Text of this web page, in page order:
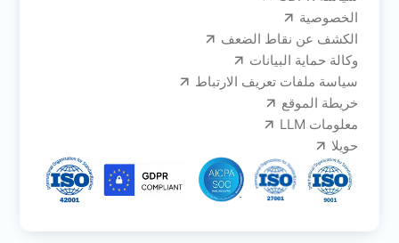
الخصوصية
الكشف عن نقاط الضعف
وكالة حماية البيانات
سياسة ملفات تعريف الارتباط
خريطة الموقع
معلومات LLM
حويلا